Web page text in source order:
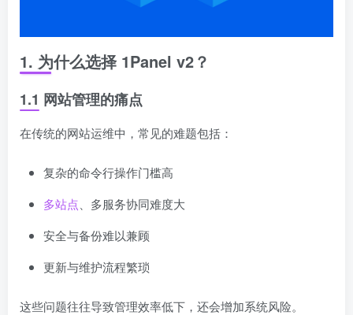
1. 为什么选择 1Panel v2？
1.1 网站管理的痛点
在传统的网站运维中，常见的难题包括：
复杂的命令行操作门槛高
多站点 、多服务协同难度大
安全与备份难以兼顾
更新与维护流程繁琐
这些问题往往导致管理效率低下，还会增加系统风险。